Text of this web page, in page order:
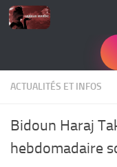
Skip to content
ACTUALITÉS ET INFOS
Bidoun Haraj
hebdomadaire